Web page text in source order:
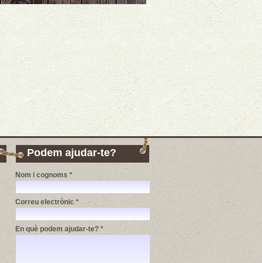
Podem ajudar-te?
Nom i cognoms *
Correu electrònic *
En què podem ajudar-te? *